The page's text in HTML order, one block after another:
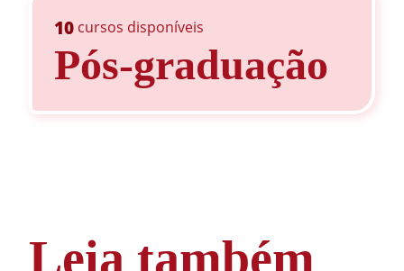
10 cursos disponíveis
Pós-graduação
Leia também